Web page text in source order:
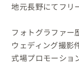
地元長野にてフリ
フォトグラファー
ウェディング撮影
式場プロモーショ